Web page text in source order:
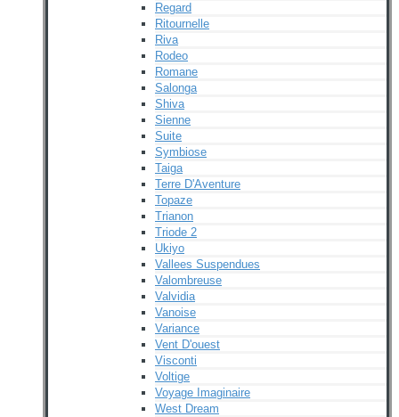
Regard
Ritournelle
Riva
Rodeo
Romane
Salonga
Shiva
Sienne
Suite
Symbiose
Taiga
Terre D'Aventure
Topaze
Trianon
Triode 2
Ukiyo
Vallees Suspendues
Valombreuse
Valvidia
Vanoise
Variance
Vent D'ouest
Visconti
Voltige
Voyage Imaginaire
West Dream